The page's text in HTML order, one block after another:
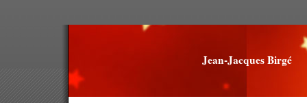
Jean-Jacques Birgé